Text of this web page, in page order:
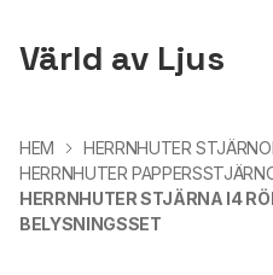
Värld av Ljus
HEM
HERRNHUTER
HERRNHUTER
HERRNHUTER STJÄRNA I4
BELYSNINGSSET